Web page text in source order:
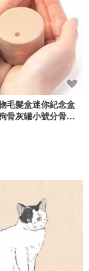
毛髮盒迷你紀念盒
骨灰罐小號分骨骨